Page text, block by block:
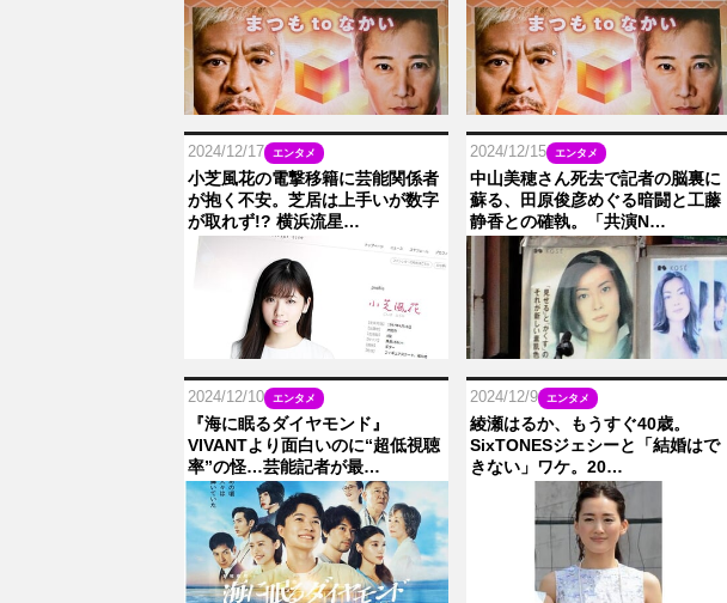
2024/12/17 エンタメ
小芝風花の電撃移籍に芸能関係者
が抱く不安。芝居は上手いが数字
が取れず!? 横浜流星…
2024/12/15 エンタメ
中山美穂さん死去で記者の脳裏に
蘇る、田原俊彦めぐる暗闘と工藤
静香との確執。「共演N…
2024/12/10 エンタメ
『海に眠るダイヤモンド』
VIVANTより面白いのに“超低視聴
率”の怪…芸能記者が最…
2024/12/9 エンタメ
綾瀬はるか、もうすぐ40歳。
SixTONESジェシーと「結婚はで
きない」ワケ。20…